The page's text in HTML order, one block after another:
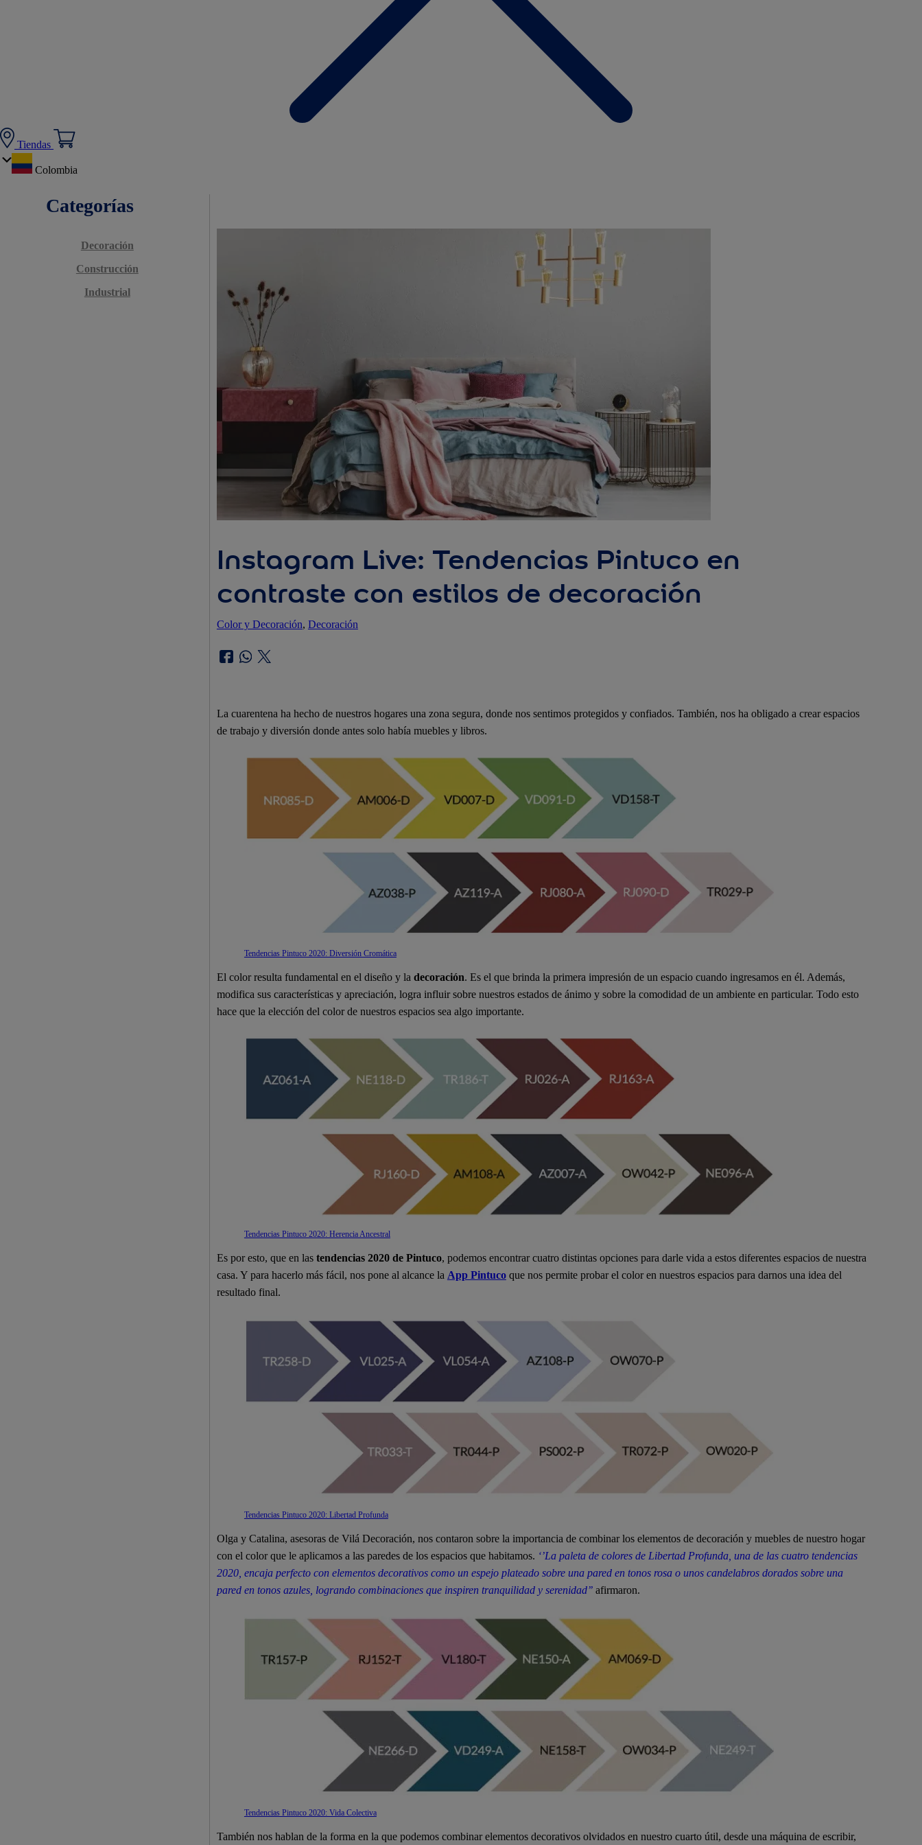
Tiendas
Colombia
Categorías
Decoración
Construcción
Industrial
Instagram Live: Tendencias Pintuco en
contraste con estilos de decoración
Color y Decoración, Decoración
La cuarentena ha hecho de nuestros hogares una zona segura, donde nos sentimos protegidos y confiados. También, nos ha obligado a crear espacios
de trabajo y diversión donde antes solo había muebles y libros.
Tendencias Pintuco 2020: Diversión Cromática
El color resulta fundamental en el diseño y la decoración. Es el que brinda la primera impresión de un espacio cuando ingresamos en él. Además,
modifica sus características y apreciación, logra influir sobre nuestros estados de ánimo y sobre la comodidad de un ambiente en particular. Todo esto
hace que la elección del color de nuestros espacios sea algo importante.
Tendencias Pintuco 2020: Herencia Ancestral
Es por esto, que en las tendencias 2020 de Pintuco, podemos encontrar cuatro distintas opciones para darle vida a estos diferentes espacios de nuestra
casa. Y para hacerlo más fácil, nos pone al alcance la App Pintucoque nos permite probar el color en nuestros espacios para darnos una idea del
resultado final.
Tendencias Pintuco 2020: Libertad Profunda
Olga y Catalina, asesoras de Vilá Decoración, nos contaron sobre la importancia de combinar los elementos de decoración y muebles de nuestro hogar
con el color que le aplicamos a las paredes de los espacios que habitamos. ‘’La paleta de colores de Libertad Profunda, una de las cuatro tendencias
2020, encaja perfecto con elementos decorativos como un espejo plateado sobre una pared en tonos rosa o unos candelabros dorados sobre una
pared en tonos azules, logrando combinaciones que inspiren tranquilidad y serenidad’’afirmaron.
Tendencias Pintuco 2020: Vida Colectiva
También nos hablan de la forma en la que podemos combinar elementos decorativos olvidados en nuestro cuarto útil, desde una máquina de escribir,